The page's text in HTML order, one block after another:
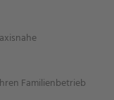
Familienbetrieb